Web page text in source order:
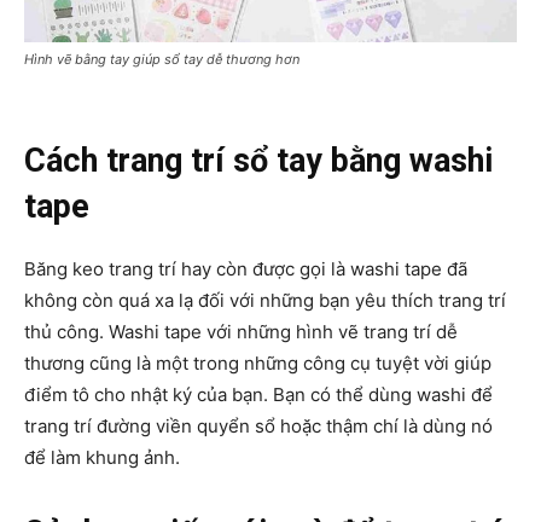
Hình vẽ bằng tay giúp sổ tay dễ thương hơn
Cách trang trí sổ tay bằng washi
tape
Băng keo trang trí hay còn được gọi là washi tape đã
không còn quá xa lạ đối với những bạn yêu thích trang trí
thủ công. Washi tape với những hình vẽ trang trí dễ
thương cũng là một trong những công cụ tuyệt vời giúp
điểm tô cho nhật ký của bạn. Bạn có thể dùng washi để
trang trí đường viền quyển sổ hoặc thậm chí là dùng nó
để làm khung ảnh.